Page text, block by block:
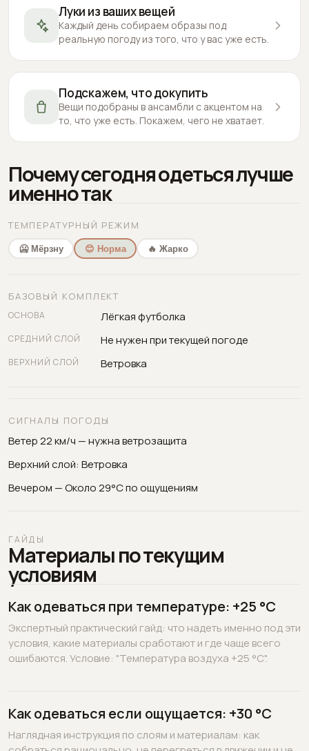
Луки из ваших вещей
Каждый день собираем образы под
реальную погоду из того, что у вас уже есть.
Подскажем, что докупить
Вещи подобраны в ансамбли с акцентом на
то, что уже есть. Покажем, чего не хватает.
Почему сегодня одеться лучше
именно так
ТЕМПЕРАТУРНЫЙ РЕЖИМ
🥶 Мёрзну 😊 Норма 🔥 Жарко
БАЗОВЫЙ КОМПЛЕКТ
ОСНОВА Лёгкая футболка
СРЕДНИЙ СЛОЙ Не нужен при текущей погоде
ВЕРХНИЙ СЛОЙ Ветровка
СИГНАЛЫ ПОГОДЫ
Ветер 22 км/ч — нужна ветрозащита
Верхний слой: Ветровка
Вечером — Около 29°C по ощущениям
ГАЙДЫ
Материалы по текущим
условиям
Как одеваться при температуре: +25 °C
Экспертный практический гайд: что надеть именно под эти
условия, какие материалы сработают и где чаще всего
ошибаются. Условие: "Температура воздуха +25 °C".
Как одеваться если ощущается: +30 °C
Наглядная инструкция по слоям и материалам: как